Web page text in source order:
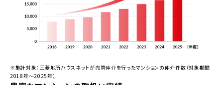
※集計対象：三菱地所ハウスネットが売買仲介を行ったマンションの仲介件数（対象期間
2018年～2025年）